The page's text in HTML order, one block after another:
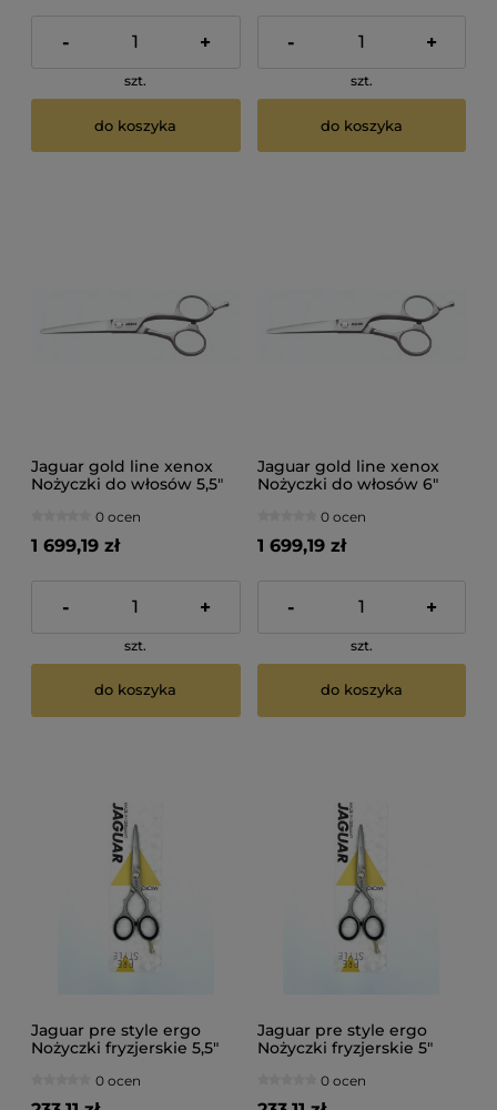
- +
szt.
do koszyka
- +
szt.
do koszyka
Jaguar gold line xenox
Nożyczki do włosów 5,5"
0 ocen
1 699,19 zł
- +
szt.
do koszyka
Jaguar gold line xenox
Nożyczki do włosów 6"
0 ocen
1 699,19 zł
- +
szt.
do koszyka
Jaguar pre style ergo
Nożyczki fryzjerskie 5,5"
0 ocen
Jaguar pre style ergo
Nożyczki fryzjerskie 5"
0 ocen